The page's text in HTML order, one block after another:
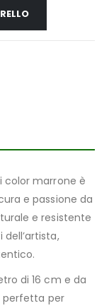
marrone è
e passione da
e resistente
di 16 cm e da
perfetta per